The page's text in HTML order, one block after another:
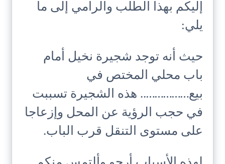
إليكم بهذا الطلب والرامي إلى ما
يلي:
حيث أنه توجد شجيرة نخيل أمام
باب محلي المختص في
بيع…………….. هذه الشجيرة تسببت
في حجب الرؤية عن المحل وإزعاجا
على مستوى التنقل قرب الباب.